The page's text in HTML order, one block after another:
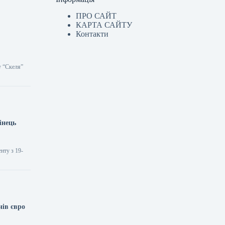
“Скеля”
з 19-
євро
ПРО САЙТ
КАРТА САЙТУ
Контакти